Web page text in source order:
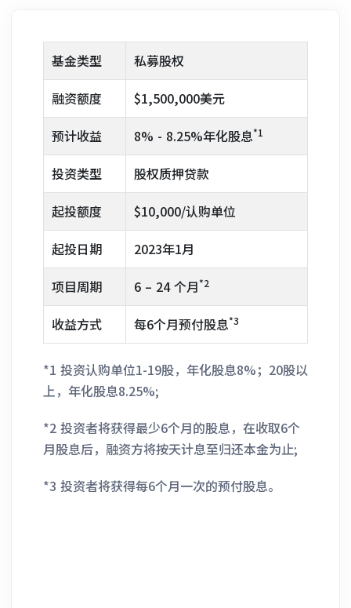
基金类型
私募股权
融资额度
$1,500,000美元
预计收益
8% - 8.25%年化股息*1
投资类型
股权质押贷款
起投额度
$10,000/认购单位
起投日期
2023年1月
项目周期
6 – 24 个月*2
收益方式 每6个月预付股息*3
*1 投资认购单位1-19股，年化股息8%；20股以
上，年化股息8.25%;
*2 投资者将获得最少6个月的股息，在收取6个
月股息后，融资方将按天计息至归还本金为止;
*3 投资者将获得每6个月一次的预付股息。